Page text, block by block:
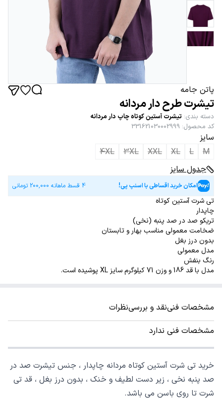
پاتن جامه
تیشرت طرح دار مردانه
دسته بندی: تیشرت آستین کوتاه چاپ دار مردانه
کد محصول:
331621030002999
سایز
M
L
XL
XXL
3XL
4XL
جدول سایز
امکان خرید اقساطی با اسنپ پی! 4 قسط ماهانه 200,000 تومانی
تی شرت آستین کوتاه
چاپدار
تریکو صد در صد پنبه (نخی)
ضخامت معمولی مناسب بهار و تابستان
بدون درز بغل
مدل معمولی
رنگ بنفش
مدل با قد 186 و وزن 71 کیلوگرم سایز XL پوشیده است.
مشخصات فنینقد و بررسینظرات
مشخصات فنی ندارد
خرید تی شرت آستین کوتاه مردانه چاپدار ، جنس تیشرت صد در
صد پنبه نخی ، زیر دست لطیف و خنک ، بدون درز بغل ، قد تی
شرت تا روی باسن می باشد.